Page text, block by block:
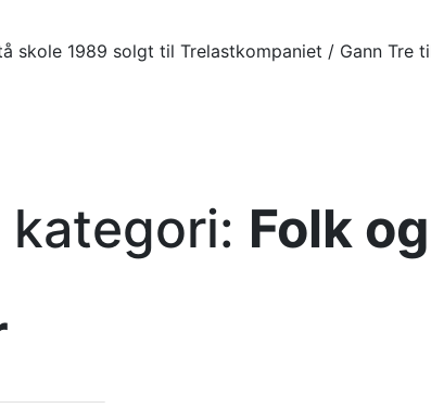
skole 1989 solgt til Trelastkompaniet / Gann Tre
Folk og